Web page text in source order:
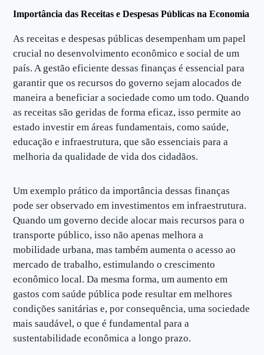
Importância das Receitas e Despesas Públicas na Economia
As receitas e despesas públicas desempenham um papel
crucial no desenvolvimento econômico e social de um
país. A gestão eficiente dessas finanças é essencial para
garantir que os recursos do governo sejam alocados de
maneira a beneficiar a sociedade como um todo. Quando
as receitas são geridas de forma eficaz, isso permite ao
estado investir em áreas fundamentais, como saúde,
educação e infraestrutura, que são essenciais para a
melhoria da qualidade de vida dos cidadãos.
Um exemplo prático da importância dessas finanças
pode ser observado em investimentos em infraestrutura.
Quando um governo decide alocar mais recursos para o
transporte público, isso não apenas melhora a
mobilidade urbana, mas também aumenta o acesso ao
mercado de trabalho, estimulando o crescimento
econômico local. Da mesma forma, um aumento em
gastos com saúde pública pode resultar em melhores
condições sanitárias e, por consequência, uma sociedade
mais saudável, o que é fundamental para a
sustentabilidade econômica a longo prazo.